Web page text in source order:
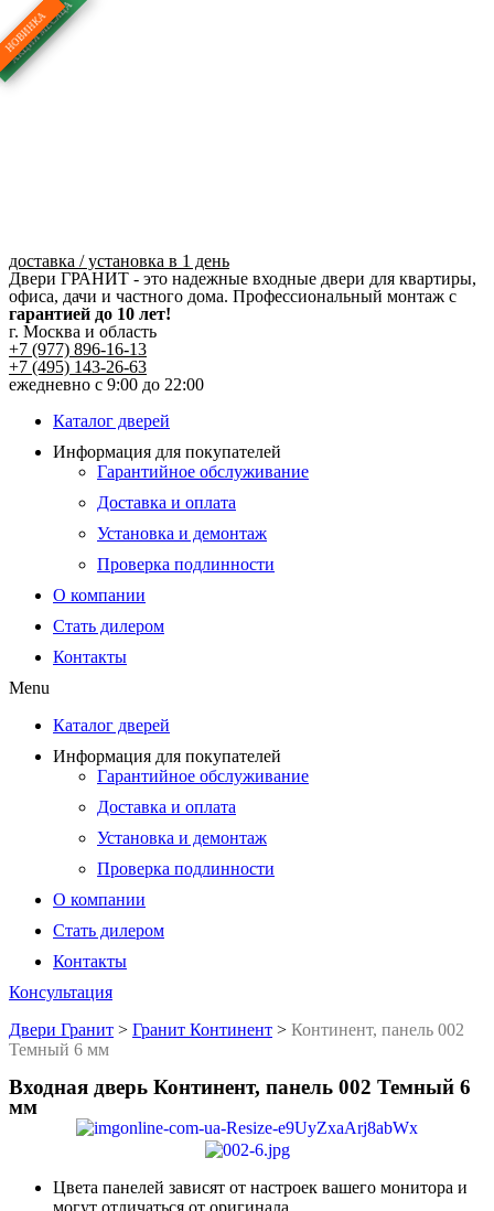
Перейти
к
содержимому
доставка / установка в 1 день
Двери ГРАНИТ - это надежные входные двери для квартиры,
офиса, дачи и частного дома. Профессиональный монтаж с
гарантией до 10 лет!
г. Москва и область
+7 (977) 896-16-13
+7 (495) 143-26-63
ежедневно с 9:00 до 22:00
Каталог дверей
Информация для покупателей
Гарантийное обслуживание
Доставка и оплата
Установка и демонтаж
Проверка подлинности
О компании
Стать дилером
Контакты
Menu
Каталог дверей
Информация для покупателей
Гарантийное обслуживание
Доставка и оплата
Установка и демонтаж
Проверка подлинности
О компании
Стать дилером
Контакты
Консультация
Двери Гранит > Гранит Континент > Континент, панель 002
Темный 6 мм
Входная дверь Континент, панель 002 Темный 6
мм
Цвета панелей зависят от настроек вашего монитора и
могут отличаться от оригинала